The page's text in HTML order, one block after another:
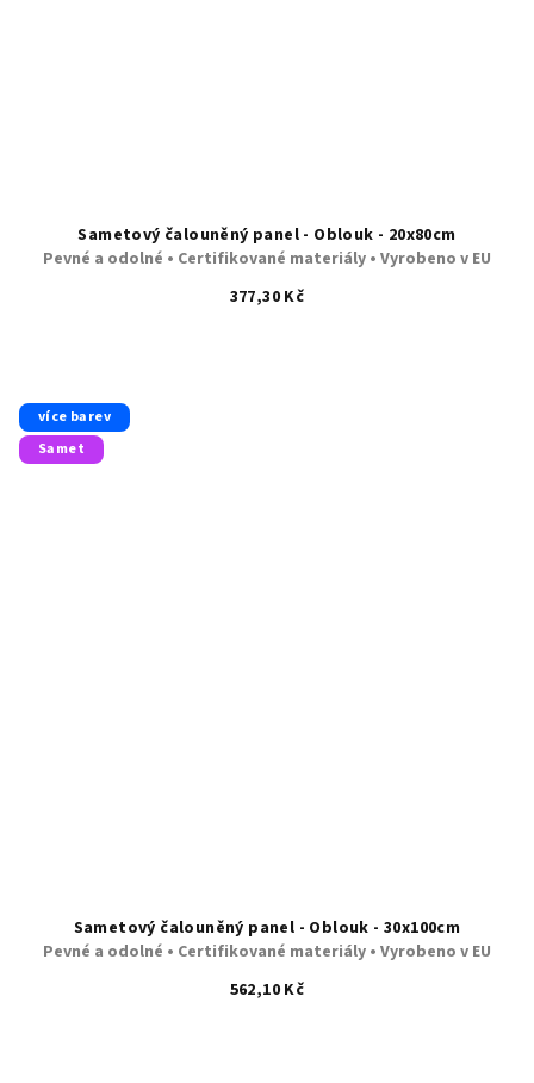
Sametový čalouněný panel - Oblouk - 20x80cm
Pevné a odolné • Certifikované materiály • Vyrobeno v EU
377,30 Kč
více barev
Samet
Sametový čalouněný panel - Oblouk - 30x100cm
Pevné a odolné • Certifikované materiály • Vyrobeno v EU
562,10 Kč